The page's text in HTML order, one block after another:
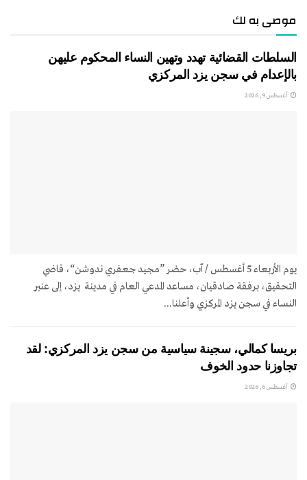
موصى به لك
السلطات القضائية تهدد وتهين النساء المحكوم عليهن
بالإعدام في سجن يزد المركزي
أغسطس 9, 2026
يوم الأربعاء 5 أغسطس / آب، حضر ”مجيد جعفري ندوشن“، قاضي
التحقيق، برفقة صادقيان، مساعد المدعي العام في مدينة يزد، إلى عنبر
النساء في سجن يزد المركزي وأعلنا...
بريسا كمالي، سجينة سياسية من سجن يزد المركزي: لقد
تجاوزنا حدود الخوف
أغسطس 6, 2026